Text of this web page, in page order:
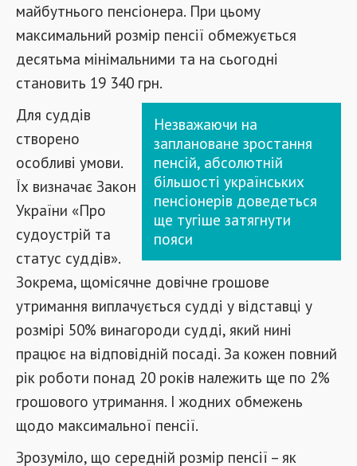
майбутнього пенсіонера. При цьому
максимальний розмір пенсії обмежується
десятьма мінімальними та на сьогодні
становить 19 340 грн.
Незважаючи на
заплановане зростання
пенсій, абсолютній
більшості українських
пенсіонерів доведеться
ще тугіше затягнути
пояси
Для суддів
створено
особливі умови.
Їх визначає Закон
України «Про
судоустрій та
статус суддів».
Зокрема, щомісячне довічне грошове
утримання виплачується судді у відставці у
розмірі 50% винагороди судді, який нині
працює на відповідній посаді. За кожен повний
рік роботи понад 20 років належить ще по 2%
грошового утримання. І жодних обмежень
щодо максимальної пенсії.
Зрозуміло, що середній розмір пенсії – як